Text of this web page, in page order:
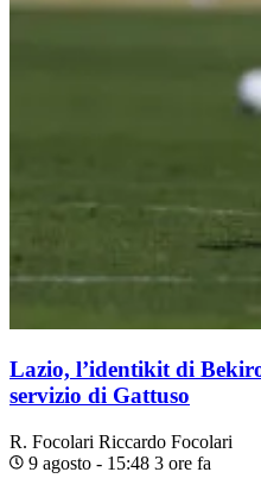
Lazio, l’identikit di
servizio di Gattuso
R. Focolari Riccardo Focolari
9 agosto - 15:48 3 ore fa